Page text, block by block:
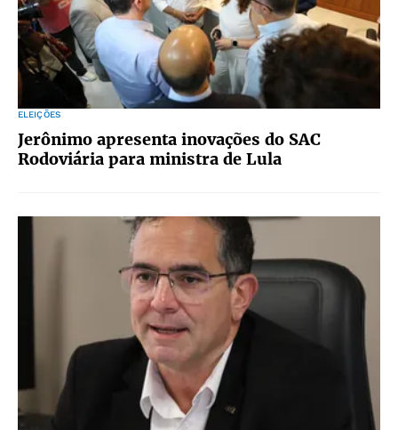
ELEIÇÕES
Jerônimo apresenta inovações do SAC
Rodoviária para ministra de Lula